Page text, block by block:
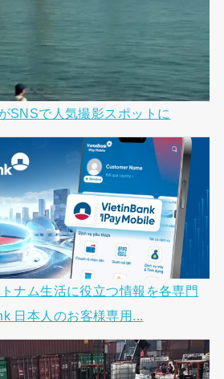
SNSで人気撮影スポットに
ナム生活に役立つ情報を各専門
日本人のお客様専用...